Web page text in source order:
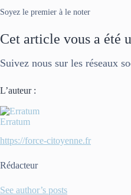
Soyez le premier à le noter
Cet article vous a été
Suivez nous sur les réseaux
L’auteur :
Erratum
https://force-citoyenne.fr
Rédacteur
See author’s posts